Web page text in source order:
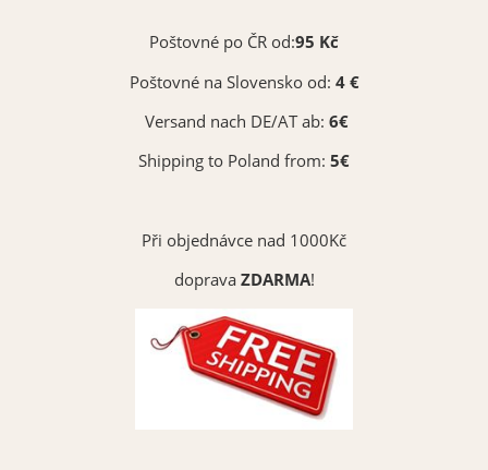
Měděná matná 092
Vybrat
Poštovné po ČR od:95 Kč
Poštovné na Slovensko od: 4 €
Versand nach DE/AT ab: 6€
Shipping to Poland from: 5€
Při objednávce nad 1000Kč
dopravaZDARMA!